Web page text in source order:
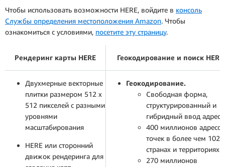
Чтобы использовать возможности HERE, войдите в консоль
Службы определения местоположения Amazon. Чтобы
ознакомиться с условиями, посетите эту страницу.
Рендеринг карты HERE Геокодирование и поиск HERE
Двухмерные векторные
плитки размером 512 x
512 пикселей с разными
уровнями
масштабирования
HERE или сторонний
движок рендеринга для
Геокодирование.
Свободная форма,
структурированный и
гибридный ввод
400 миллионов адресов
точек в более чем 102
странах и территориях
270 миллионов